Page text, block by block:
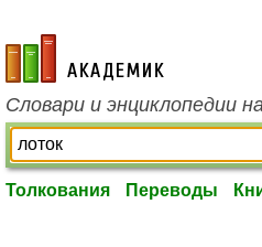
academic.ru
Словари и энциклопедии
Толкования Переводы